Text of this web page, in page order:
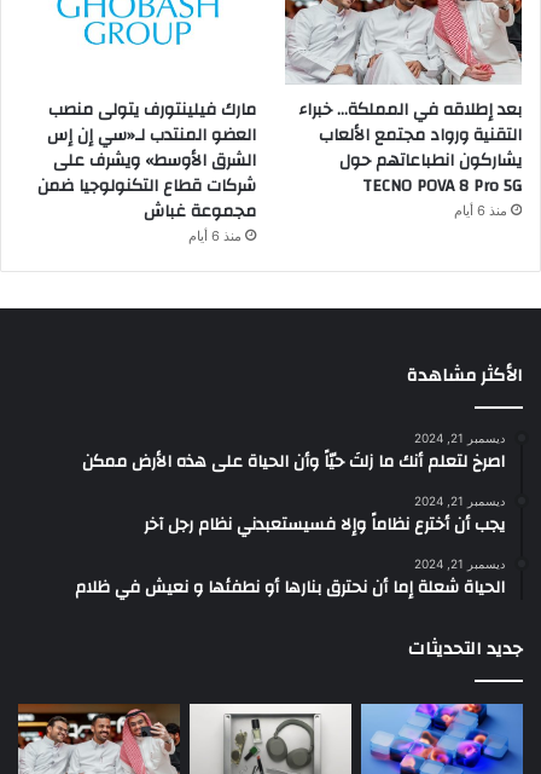
بعد إطلاقه في المملكة… خبراء
التقنية ورواد مجتمع الألعاب
يشاركون انطباعاتهم حول
TECNO POVA 8 Pro 5G
منذ 6 أيام
مارك فيلينتورف يتولى منصب
العضو المنتدب لـ«سي إن إس
الشرق الأوسط» ويشرف على
شركات قطاع التكنولوجيا ضمن
مجموعة غباش
منذ 6 أيام
الأكثر مشاهدة
ديسمبر 21, 2024
‫اصرخ لتعلم أنك ما زلتَ حيّاً وأن الحياة على هذه الأرض ممكن
ديسمبر 21, 2024
يجب أن أخترع نظاماً وإلا فسيستعبدني نظام رجل آخر
ديسمبر 21, 2024
الحياة شعلة إما أن نحترق بنارها أو نطفئها و نعيش في ظلام
جديد التحديثات